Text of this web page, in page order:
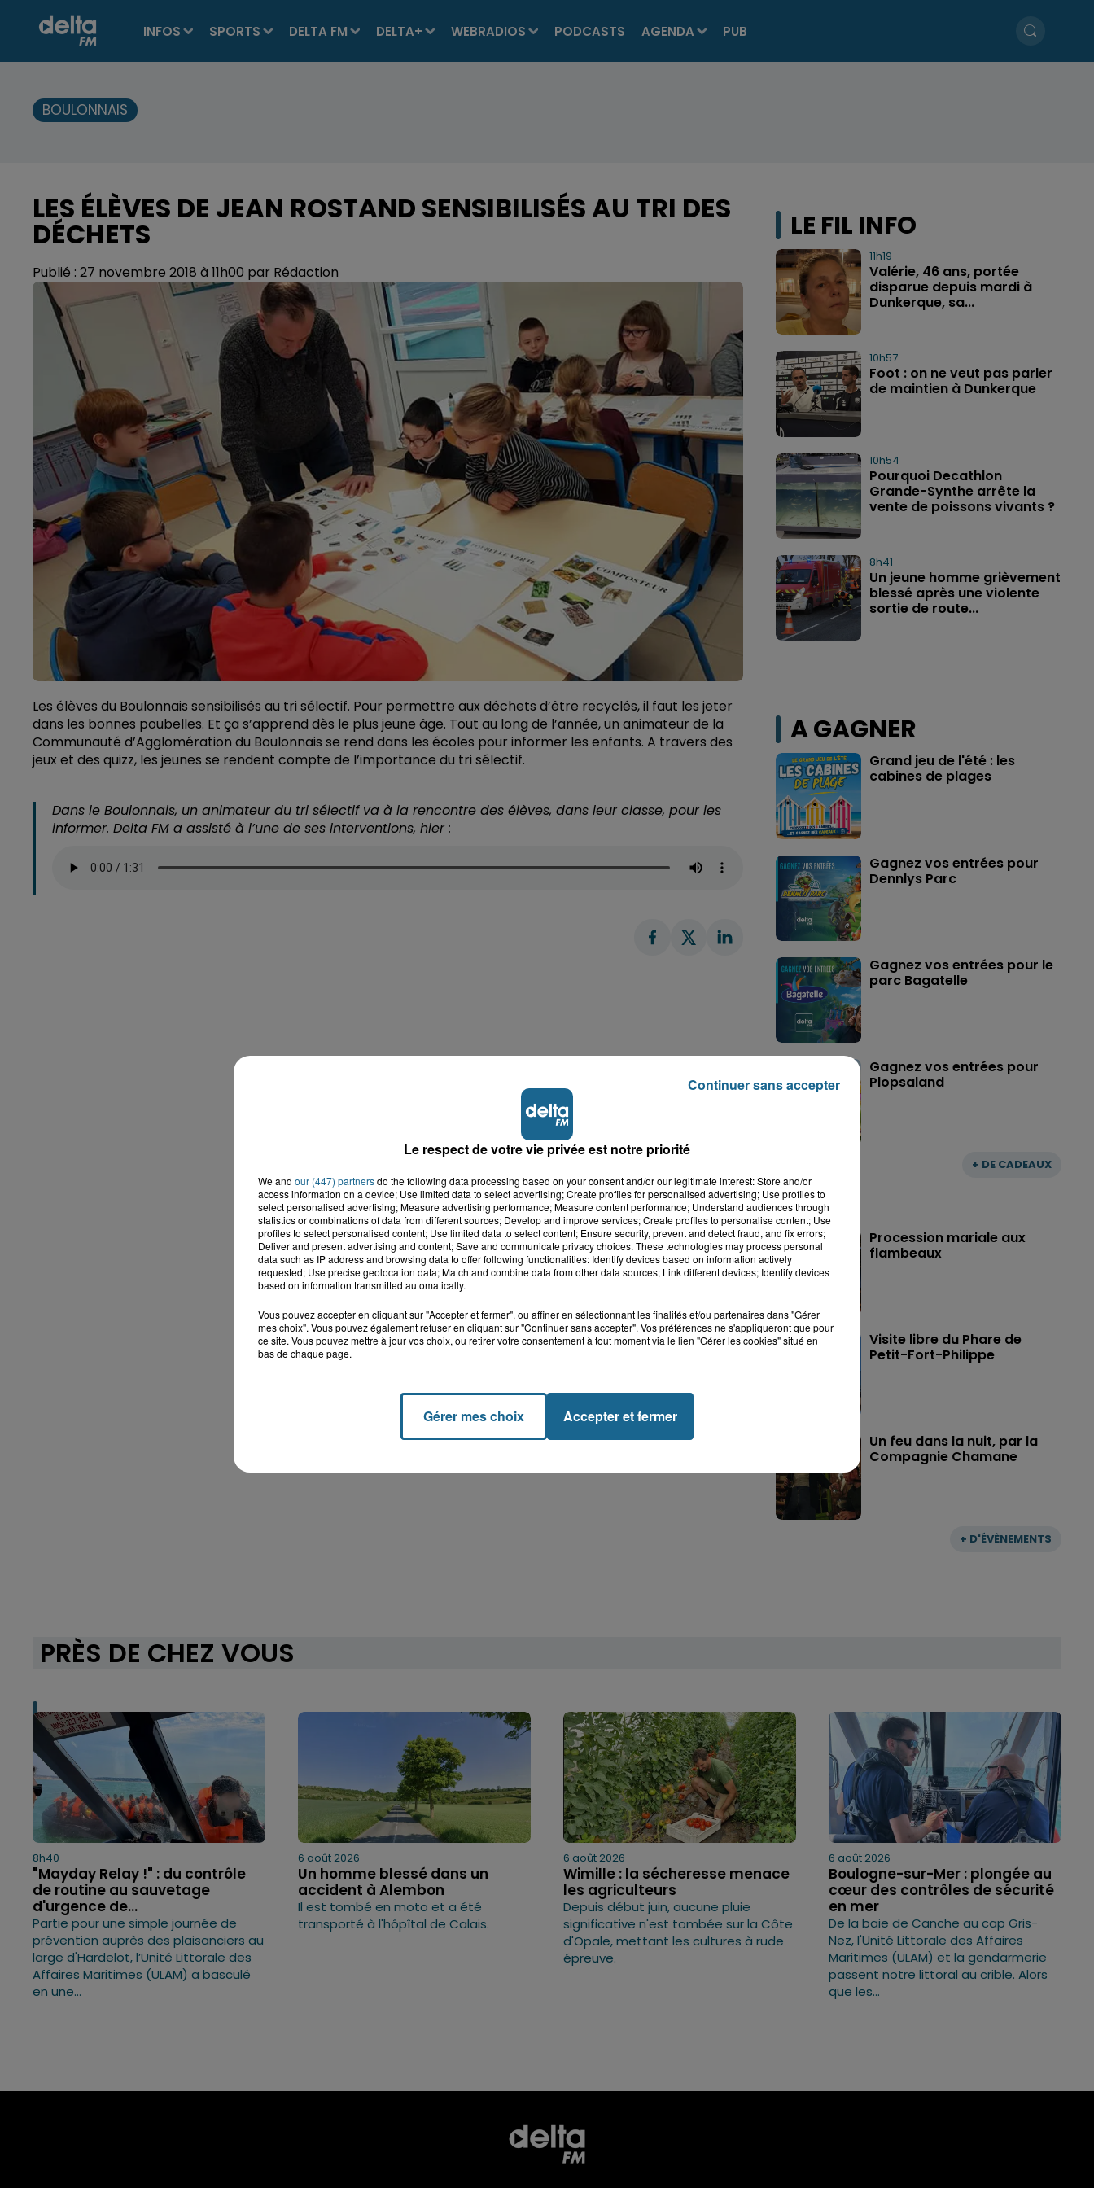
INFOS SPORTS DELTA FM DELTA+ WEBRADIOS PODCASTS AGENDA PUB
BOULONNAIS
LES ÉLÈVES DE JEAN ROSTAND SENSIBILISÉS AU TRI DES
DÉCHETS
Publié : 27 novembre 2018 à 11h00 par Rédaction
Les élèves du Boulonnais sensibilisés au tri sélectif. Pour permettre aux déchets d’être recyclés, il faut les jeter
dans les bonnes poubelles. Et ça s’apprend dès le plus jeune âge. Tout au long de l’année, un animateur de la
Communauté d’Agglomération du Boulonnais se rend dans les écoles pour informer les enfants. A travers des
jeux et des quizz, les jeunes se rendent compte de l’importance du tri sélectif.
Dans le Boulonnais, un animateur du tri sélectif va à la rencontre des élèves, dans leur classe, pour les
informer. Delta FM a assisté à l’une de ses interventions, hier :
LE FIL INFO
11h19
Valérie, 46 ans, portée
disparue depuis mardi à
Dunkerque, sa...
10h57
Foot : on ne veut pas parler
de maintien à Dunkerque
10h54
Pourquoi Decathlon
Grande-Synthe arrête la
vente de poissons vivants ?
8h41
Un jeune homme grièvement
blessé après une violente
sortie de route...
A GAGNER
+ DE CADEAUX
Grand jeu de l'été : les
cabines de plages
Gagnez vos entrées pour
Dennlys Parc
Gagnez vos entrées pour le
parc Bagatelle
Gagnez vos entrées pour
Plopsaland
+ D'ÉVÈNEMENTS
Procession mariale aux
flambeaux
Visite libre du Phare de
Petit-Fort-Philippe
Un feu dans la nuit, par la
Compagnie Chamane
PRÈS DE CHEZ VOUS
8h40
"Mayday Relay !" : du contrôle
de routine au sauvetage
d'urgence de...
Partie pour une simple journée de
prévention auprès des plaisanciers au
large d'Hardelot, l’Unité Littorale des
Affaires Maritimes (ULAM) a basculé
en une...
6 août 2026
Un homme blessé dans un
accident à Alembon
Il est tombé en moto et a été
transporté à l'hôpîtal de Calais.
6 août 2026
Wimille : la sécheresse menace
les agriculteurs
Depuis début juin, aucune pluie
significative n'est tombée sur la Côte
d'Opale, mettant les cultures à rude
épreuve.
6 août 2026
Boulogne-sur-Mer : plongée au
cœur des contrôles de sécurité
en mer
De la baie de Canche au cap Gris-
Nez, l'Unité Littorale des Affaires
Maritimes (ULAM) et la gendarmerie
passent notre littoral au crible. Alors
que les...
Le respect de votre vie privée est notre priorité
We and our (447) partnersdo the following data processing based on your consent and/or our legitimate interest: Store and/or
access information on a device; Use limited data to select advertising; Create profiles for personalised advertising; Use profiles to
select personalised advertising; Measure advertising performance; Measure content performance; Understand audiences through
statistics or combinations of data from different sources; Develop and improve services; Create profiles to personalise content; Use
profiles to select personalised content; Use limited data to select content; Ensure security, prevent and detect fraud, and fix errors;
Deliver and present advertising and content; Save and communicate privacy choices. These technologies may process personal
data such as IP address and browsing data to offer following functionalities: Identify devices based on information actively
requested; Use precise geolocation data; Match and combine data from other data sources; Link different devices; Identify devices
based on information transmitted automatically.
Vous pouvez accepter en cliquant sur "Accepter et fermer", ou affiner en sélectionnant les finalités et/ou partenaires dans "Gérer
mes choix". Vous pouvez également refuser en cliquant sur "Continuer sans accepter". Vos préférences ne s'appliqueront que pour
ce site. Vous pouvez mettre à jour vos choix, ou retirer votre consentement à tout moment via le lien "Gérer les cookies" situé en
bas de chaque page.
Gérer mes choix Accepter et fermer
Continuer sans accepter